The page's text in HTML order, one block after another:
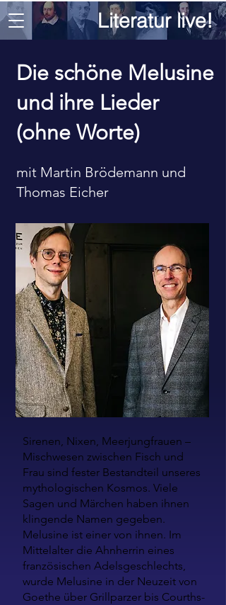
Literatur live!
Die schöne Melusine
und ihre Lieder
(ohne Worte)
mit Martin Brödemann und
Thomas Eicher
Sirenen, Nixen, Meerjungfrauen –
Mischwesen zwischen Fisch und
Frau sind fester Bestandteil unseres
mythologischen Kosmos. Viele
Sagen und Märchen haben ihnen
klingende Namen gegeben.
Melusine ist einer von ihnen. Im
Mittelalter die Ahnherrin eines
französischen Adelsgeschlechts,
wurde Melusine in der Neuzeit von
Goethe über Grillparzer bis Courths-